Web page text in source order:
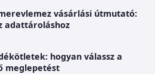
vásárlási útmutató:
adattároláshoz
hogyan válassz a
meglepetést